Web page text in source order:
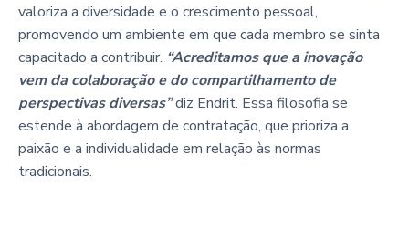
valoriza a diversidade e o crescimento pessoal,
promovendo um ambiente em que cada membro se sinta
capacitado a contribuir. “Acreditamos que a inovação
vem da colaboração e do compartilhamento de
perspectivas diversas”diz Endrit. Essa filosofia se
estende à abordagem de contratação, que prioriza a
paixão e a individualidade em relação às normas
tradicionais.